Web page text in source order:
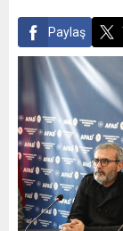
Paylaş